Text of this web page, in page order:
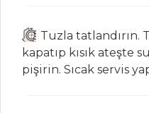
Tüm Tarifleri
Tuzla tatlandırın.
kapatıp kısık ateşte
pişirin. Sıcak servis